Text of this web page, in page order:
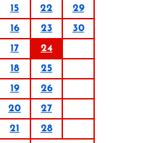
15 22
29
16 23
30
17
24
18
25
19
26
20
27
21
28